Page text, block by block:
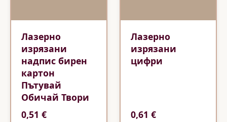
Лазерно
изрязани
надпис бирен
картон
Пътувай
Обичай Твори
0,51 €
Лазерно
изрязани
цифри
0,61 €